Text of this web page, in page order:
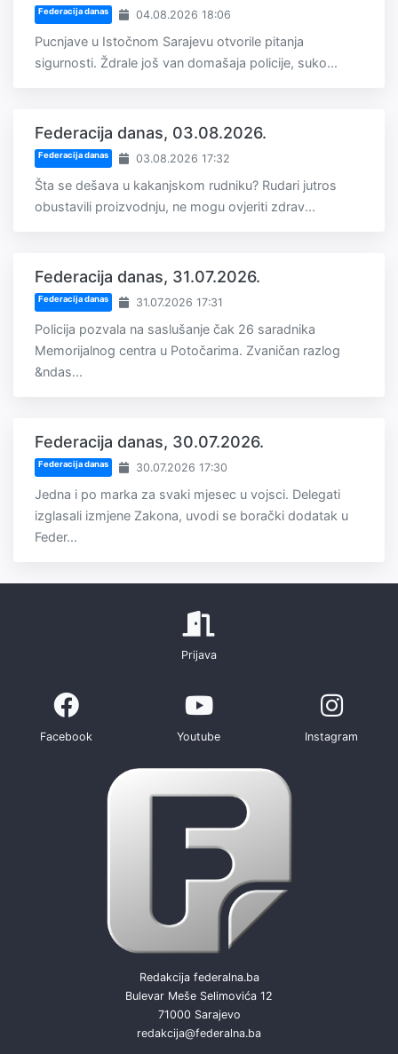
Federacija danas 04.08.2026 18:06
Pucnjave u Istočnom Sarajevu otvorile pitanja
sigurnosti. Ždrale još van domašaja policije, suko...
Federacija danas, 03.08.2026.
Federacija danas 03.08.2026 17:32
Šta se dešava u kakanjskom rudniku? Rudari jutros
obustavili proizvodnju, ne mogu ovjeriti zdrav...
Federacija danas, 31.07.2026.
Federacija danas 31.07.2026 17:31
Policija pozvala na saslušanje čak 26 saradnika
Memorijalnog centra u Potočarima. Zvaničan razlog
&ndas...
Federacija danas, 30.07.2026.
Federacija danas 30.07.2026 17:30
Jedna i po marka za svaki mjesec u vojsci. Delegati
izglasali izmjene Zakona, uvodi se borački dodatak u
Feder...
Prijava
Facebook Youtube Instagram
Redakcija federalna.ba
Bulevar Meše Selimovića 12
71000 Sarajevo
redakcija@federalna.ba